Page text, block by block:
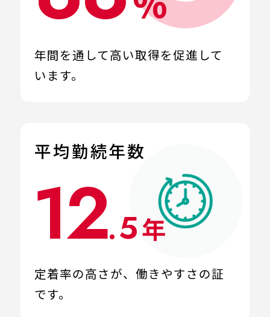
年間を通して高い取得を促進して
います。
平均勤続年数
12.5年
定着率の高さが、働きやすさの証
です。